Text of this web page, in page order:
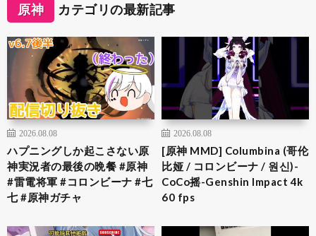
原神 カテゴリの最新記事
2026.08.08
ハプニングしか起こさない原
神実況者の最後の晩餐 #原神
#雷電将軍 #コロンビーナ #七
七 #原神ガチャ
2026.08.08
[原神 MMD] Columbina (哥伦
比娅 / コロンビーナ / 원신)-
CoCo摇-Genshin Impact 4k
60 fps